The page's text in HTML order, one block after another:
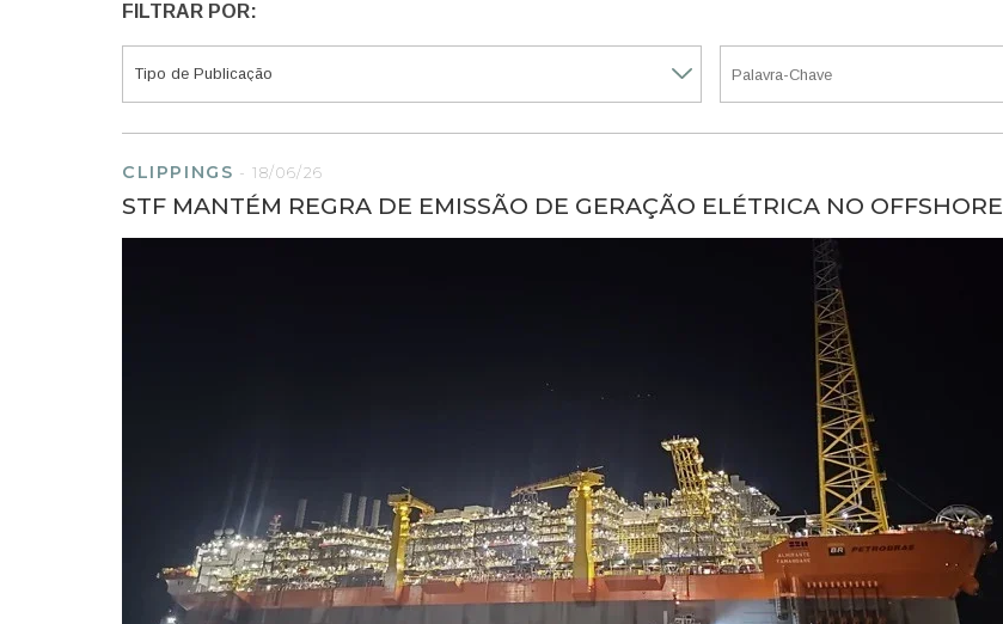
FILTRAR POR:
CLIPPINGS -18/06/26
STF MANTÉM REGRA DE EMISSÃO DE GERAÇÃO ELÉTRICA NO OFFSHORE